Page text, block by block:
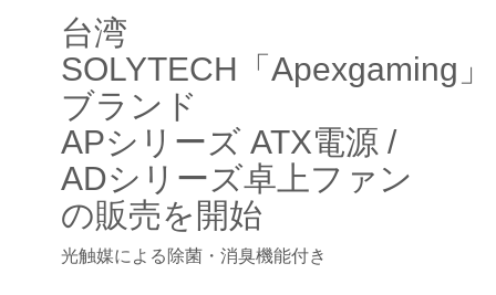
台湾
SOLYTECH「Apexgaming」
ブランド
APシリーズ ATX電源 /
ADシリーズ卓上ファン
の販売を開始
光触媒による除菌・消臭機能付き